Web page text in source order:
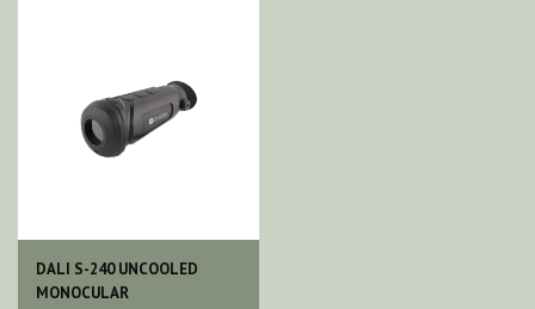
DALI S-240 UNCOOLED
MONOCULAR